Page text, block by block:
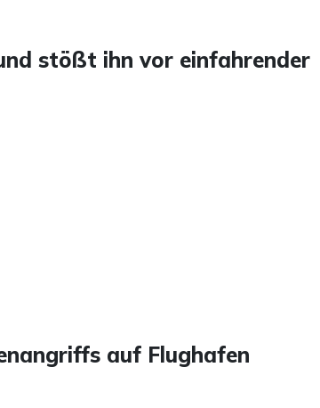
stößt ihn vor einfahrender
auf Flughafen